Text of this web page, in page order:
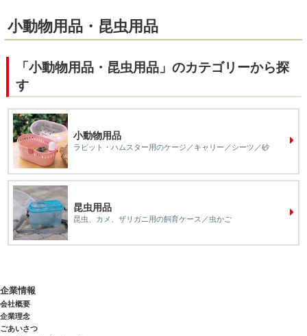
小動物用品・昆虫用品
「小動物用品・昆虫用品」のカテゴリーから探
す
小動物用品
ラビット・ハムスター用のケージ／キャリー／シーツ／砂
昆虫用品
昆虫、カメ、ザリガニ用の飼育ケース／虫かご
企業情報
会社概要
企業理念
ごあいさつ